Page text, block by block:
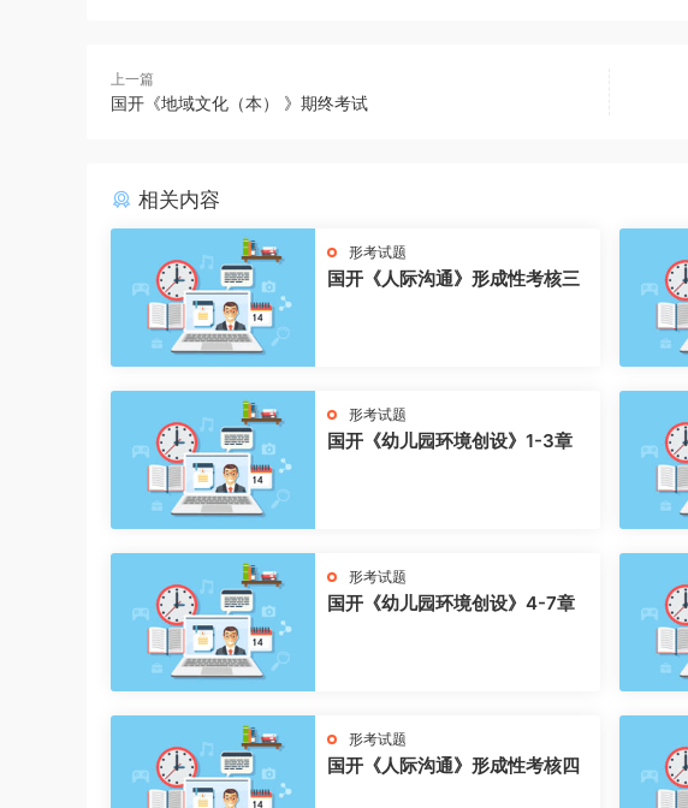
上一篇
国开《地域文化（本） 》期终考试
相关内容
形考试题
国开《人际沟通》形成性考核三
形考试题
国开《幼儿园环境创设》1-3章
形考试题
国开《幼儿园环境创设》4-7章
形考试题
国开《人际沟通》形成性考核四